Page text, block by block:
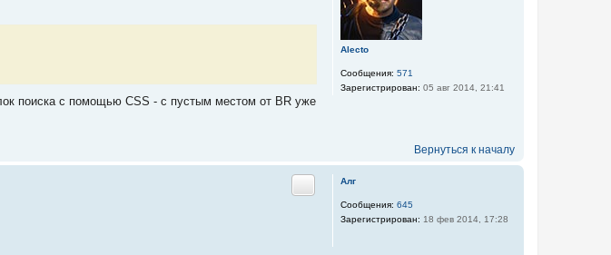
Alecto
Сообщения: 571
Зарегистрирован: 05 авг 2014, 21:41
поиска с помощью CSS - с пустым местом от BR уже
Вернуться к началу
Алг
Сообщения: 645
Зарегистрирован: 18 фев 2014, 17:28
Цитата